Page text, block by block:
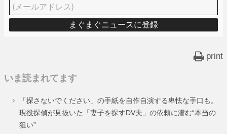
print
いま読まれてます
「探さないでください」の手紙を自作自演する卑怯な手口も。
現役探偵が見抜いた「妻子を探すDV夫」の依頼に潜む“本当の
狙い”